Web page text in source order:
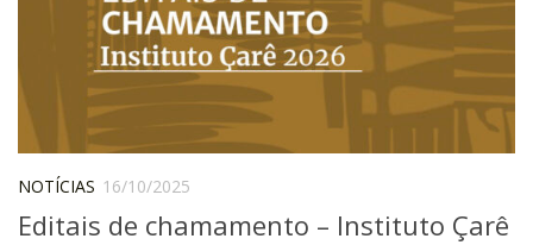
Sobre
Catálogo on-line
Consulta/Normas
Ações e Parcerias
NOTÍCIAS 16/10/2025
Editais de chamamento – Instituto Çarê